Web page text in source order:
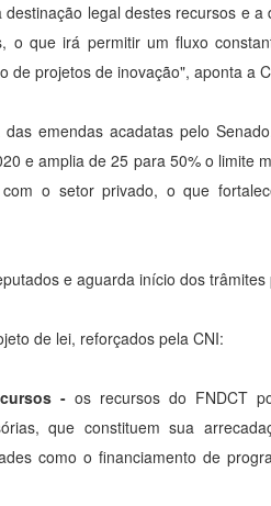
legal destes recursos e
o que irá permitir um fluxo
de projetos de inovação", aponta a
emendas acadatas pelo
e amplia de 25 para 50% o limite
com o setor privado, o que
e aguarda início dos
de lei, reforçados pela CNI:
-os recursos do FNDCT
que constituem sua
como o financiamento de